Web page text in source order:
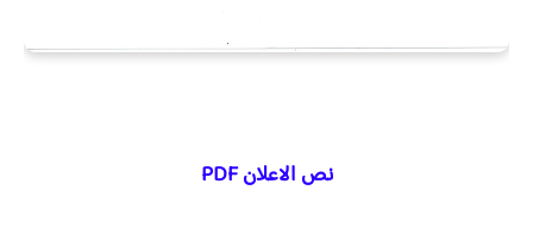
نص الاعلان PDF